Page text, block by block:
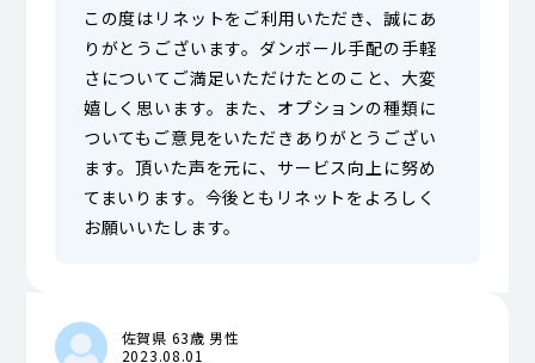
この度はリネットをご利用いただき、誠にあ
りがとうございます。ダンボール手配の手軽
さについてご満足いただけたとのこと、大変
嬉しく思います。また、オプションの種類に
ついてもご意見をいただきありがとうござい
ます。頂いた声を元に、サービス向上に努め
てまいります。今後ともリネットをよろしく
お願いいたします。
佐賀県 63歳 男性
2023.08.01